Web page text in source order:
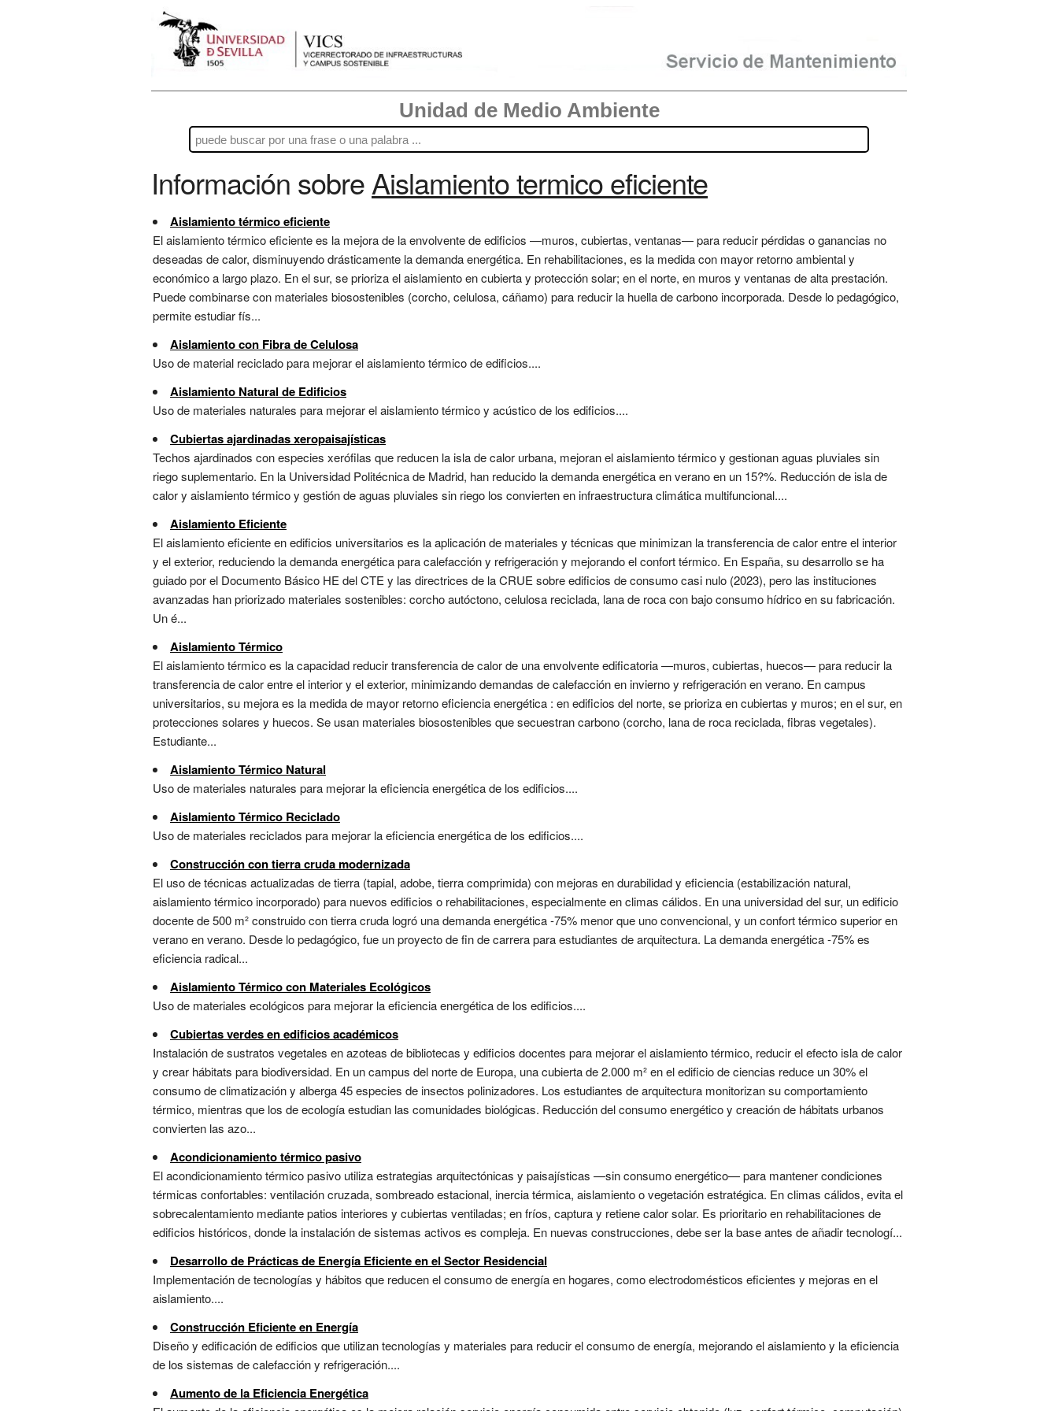
Unidad de Medio Ambiente
Información sobreAislamiento termico eficiente
Aislamiento térmico eficiente
El aislamiento térmico eficiente es la mejora de la envolvente de edificios —muros, cubiertas, ventanas— para reducir pérdidas o ganancias no
deseadas de calor, disminuyendo drásticamente la demanda energética. En rehabilitaciones, es la medida con mayor retorno ambiental y
económico a largo plazo. En el sur, se prioriza el aislamiento en cubierta y protección solar; en el norte, en muros y ventanas de alta prestación.
Puede combinarse con materiales biosostenibles (corcho, celulosa, cáñamo) para reducir la huella de carbono incorporada. Desde lo pedagógico,
permite estudiar fís...
Aislamiento con Fibra de Celulosa
Uso de material reciclado para mejorar el aislamiento térmico de edificios....
Aislamiento Natural de Edificios
Uso de materiales naturales para mejorar el aislamiento térmico y acústico de los edificios....
Cubiertas ajardinadas xeropaisajísticas
Techos ajardinados con especies xerófilas que reducen la isla de calor urbana, mejoran el aislamiento térmico y gestionan aguas pluviales sin
riego suplementario. En la Universidad Politécnica de Madrid, han reducido la demanda energética en verano en un 15?%. Reducción de isla de
calor y aislamiento térmico y gestión de aguas pluviales sin riego los convierten en infraestructura climática multifuncional....
Aislamiento Eficiente
El aislamiento eficiente en edificios universitarios es la aplicación de materiales y técnicas que minimizan la transferencia de calor entre el interior
y el exterior, reduciendo la demanda energética para calefacción y refrigeración y mejorando el confort térmico. En España, su desarrollo se ha
guiado por el Documento Básico HE del CTE y las directrices de la CRUE sobre edificios de consumo casi nulo (2023), pero las instituciones
avanzadas han priorizado materiales sostenibles: corcho autóctono, celulosa reciclada, lana de roca con bajo consumo hídrico en su fabricación.
Un é...
Aislamiento Térmico
El aislamiento térmico es la capacidad reducir transferencia de calor de una envolvente edificatoria —muros, cubiertas, huecos— para reducir la
transferencia de calor entre el interior y el exterior, minimizando demandas de calefacción en invierno y refrigeración en verano. En campus
universitarios, su mejora es la medida de mayor retorno eficiencia energética : en edificios del norte, se prioriza en cubiertas y muros; en el sur, en
protecciones solares y huecos. Se usan materiales biosostenibles que secuestran carbono (corcho, lana de roca reciclada, fibras vegetales).
Estudiante...
Aislamiento Térmico Natural
Uso de materiales naturales para mejorar la eficiencia energética de los edificios....
Aislamiento Térmico Reciclado
Uso de materiales reciclados para mejorar la eficiencia energética de los edificios....
Construcción con tierra cruda modernizada
El uso de técnicas actualizadas de tierra (tapial, adobe, tierra comprimida) con mejoras en durabilidad y eficiencia (estabilización natural,
aislamiento térmico incorporado) para nuevos edificios o rehabilitaciones, especialmente en climas cálidos. En una universidad del sur, un edificio
docente de 500 m² construido con tierra cruda logró una demanda energética -75% menor que uno convencional, y un confort térmico superior en
verano en verano. Desde lo pedagógico, fue un proyecto de fin de carrera para estudiantes de arquitectura. La demanda energética -75% es
eficiencia radical...
Aislamiento Térmico con Materiales Ecológicos
Uso de materiales ecológicos para mejorar la eficiencia energética de los edificios....
Cubiertas verdes en edificios académicos
Instalación de sustratos vegetales en azoteas de bibliotecas y edificios docentes para mejorar el aislamiento térmico, reducir el efecto isla de calor
y crear hábitats para biodiversidad. En un campus del norte de Europa, una cubierta de 2.000 m² en el edificio de ciencias reduce un 30% el
consumo de climatización y alberga 45 especies de insectos polinizadores. Los estudiantes de arquitectura monitorizan su comportamiento
térmico, mientras que los de ecología estudian las comunidades biológicas. Reducción del consumo energético y creación de hábitats urbanos
convierten las azo...
Acondicionamiento térmico pasivo
El acondicionamiento térmico pasivo utiliza estrategias arquitectónicas y paisajísticas —sin consumo energético— para mantener condiciones
térmicas confortables: ventilación cruzada, sombreado estacional, inercia térmica, aislamiento o vegetación estratégica. En climas cálidos, evita el
sobrecalentamiento mediante patios interiores y cubiertas ventiladas; en fríos, captura y retiene calor solar. Es prioritario en rehabilitaciones de
edificios históricos, donde la instalación de sistemas activos es compleja. En nuevas construcciones, debe ser la base antes de añadir tecnologí...
Desarrollo de Prácticas de Energía Eficiente en el Sector Residencial
Implementación de tecnologías y hábitos que reducen el consumo de energía en hogares, como electrodomésticos eficientes y mejoras en el
aislamiento....
Construcción Eficiente en Energía
Diseño y edificación de edificios que utilizan tecnologías y materiales para reducir el consumo de energía, mejorando el aislamiento y la eficiencia
de los sistemas de calefacción y refrigeración....
Aumento de la Eficiencia Energética